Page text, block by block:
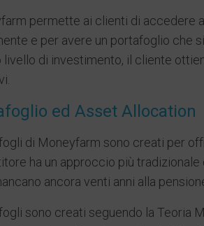
permette ai clienti di accedere
e per avere un portafoglio che
livello di investimento, il cliente
ed Asset Allocation
di Moneyfarm sono creati per
ha un approccio più
ancora venti anni alla
sono creati seguendo la Teoria